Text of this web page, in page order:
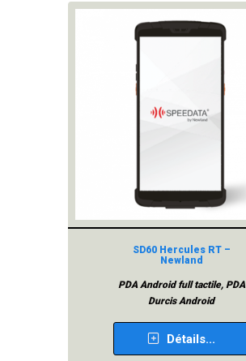
SD60 Hercules RT –
Newland
PDA Android full tactile, PDA
Durcis Android
Détails...